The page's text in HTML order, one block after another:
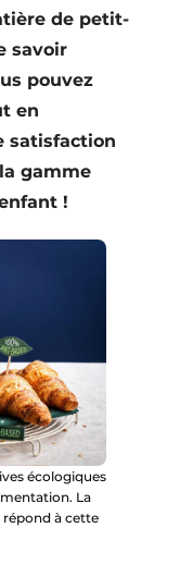
de petit-
savoir
pouvez
en
satisfaction
gamme
!
écologiques
La
répond à cette